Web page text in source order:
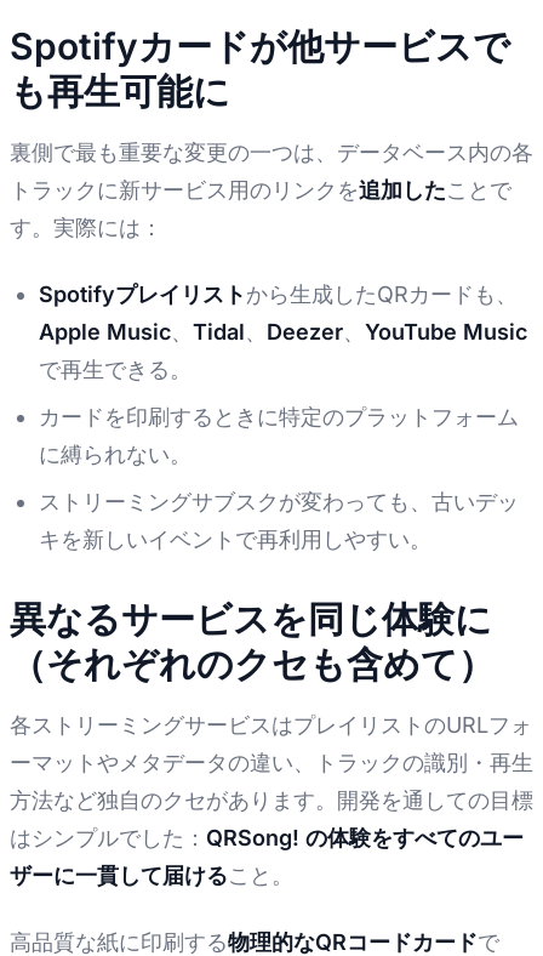
Spotifyカードが他サービスで
も再生可能に
裏側で最も重要な変更の一つは、データベース内の各
トラックに新サービス用のリンクを追加したことで
す。実際には：
Spotifyプレイリストから生成したQRカードも、
Apple Music、 Tidal、 Deezer、 YouTube Music
で再生できる。
カードを印刷するときに特定のプラットフォーム
に縛られない。
ストリーミングサブスクが変わっても、古いデッ
キを新しいイベントで再利用しやすい。
異なるサービスを同じ体験に
（それぞれのクセも含めて）
各ストリーミングサービスはプレイリストのURLフォ
ーマットやメタデータの違い、トラックの識別・再生
方法など独自のクセがあります。開発を通しての目標
はシンプルでした： QRSong! の体験をすべてのユー
ザーに一貫して届けること。
高品質な紙に印刷する物理的なQRコードカードで